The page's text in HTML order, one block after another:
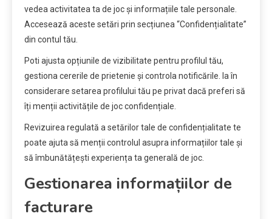
vedea activitatea ta de joc și informațiile tale personale.
Accesează aceste setări prin secțiunea “Confidențialitate”
din contul tău.
Poti ajusta opțiunile de vizibilitate pentru profilul tău,
gestiona cererile de prietenie și controla notificările. Ia în
considerare setarea profilului tău pe privat dacă preferi să
îți menții activitățile de joc confidențiale.
Revizuirea regulată a setărilor tale de confidențialitate te
poate ajuta să menții controlul asupra informațiilor tale și
să îmbunătățești experiența ta generală de joc.
Gestionarea informațiilor de
facturare